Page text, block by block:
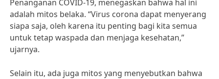
Penanganan COVID-19, menegaskan bahwa hal ini
adalah mitos belaka. “Virus corona dapat menyerang
siapa saja, oleh karena itu penting bagi kita semua
untuk tetap waspada dan menjaga kesehatan,”
ujarnya.
Selain itu, ada juga mitos yang menyebutkan bahwa